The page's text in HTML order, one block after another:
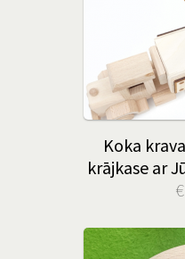
Koka
krājkase ar